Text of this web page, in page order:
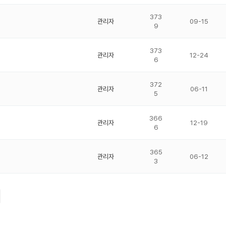
관리자
373
9
09-15
관리자
373
6
12-24
관리자
372
5
06-11
관리자
366
6
12-19
관리자
365
3
06-12